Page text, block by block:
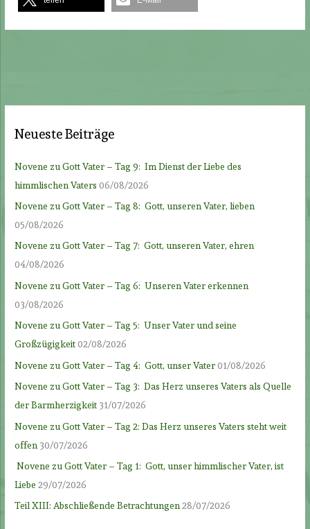
Neueste Beiträge
Novene zu Gott Vater – Tag 9: Im Dienst der Liebe des
himmlischen Vaters 06/08/2026
Novene zu Gott Vater – Tag 8: Gott, unseren Vater, lieben
05/08/2026
Novene zu Gott Vater – Tag 7: Gott, unseren Vater, ehren
04/08/2026
Novene zu Gott Vater – Tag 6: Unseren Vater erkennen
03/08/2026
Novene zu Gott Vater – Tag 5: Unser Vater und seine
Großzügigkeit02/08/2026
Novene zu Gott Vater – Tag 4: Gott, unser Vater01/08/2026
Novene zu Gott Vater – Tag 3: Das Herz unseres Vaters als Quelle
der Barmherzigkeit 31/07/2026
Novene zu Gott Vater – Tag 2: Das Herz unseres Vaters steht weit
offen 30/07/2026
Novene zu Gott Vater – Tag 1: Gott, unser himmlischer Vater, ist
Liebe 29/07/2026
Teil XIII: Abschließende Betrachtungen28/07/2026